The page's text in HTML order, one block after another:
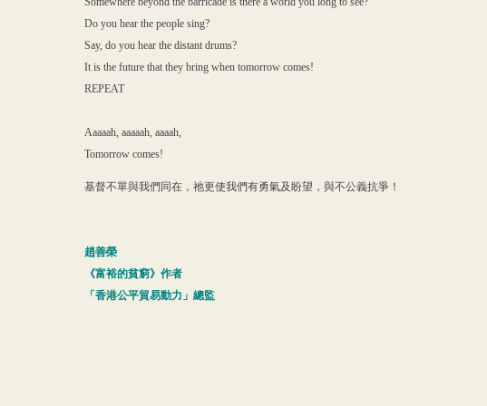
Do you hear the people sing?
Say, do you hear the distant drums?
It is the future that they bring when tomorrow comes!
REPEAT
Aaaaah, aaaaah, aaaah,
Tomorrow comes!
基督不單與我們同在，祂更使我們有勇氣及盼望，與不公義抗爭！
趙善榮
《富裕的貧窮》作者
「香港公平貿易動力」總監